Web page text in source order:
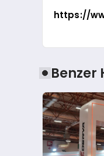
https://
Benzer